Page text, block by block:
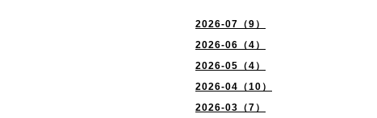
2026-07（9）
2026-06（4）
2026-05（4）
2026-04（10）
2026-03（7）